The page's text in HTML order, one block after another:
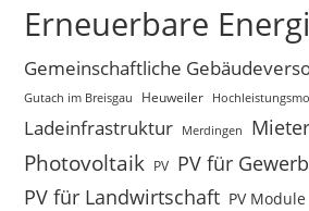
Erneuerbare
Gemeinschaftliche
Gutach im Breisgau
Heuweiler
Ladeinfrastruktur Merdingen
Photovoltaik PV PV für
PV für Landwirtschaft PV Module